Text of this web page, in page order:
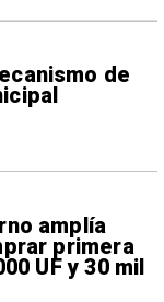
de
amplía
primera
UF y 30 mil